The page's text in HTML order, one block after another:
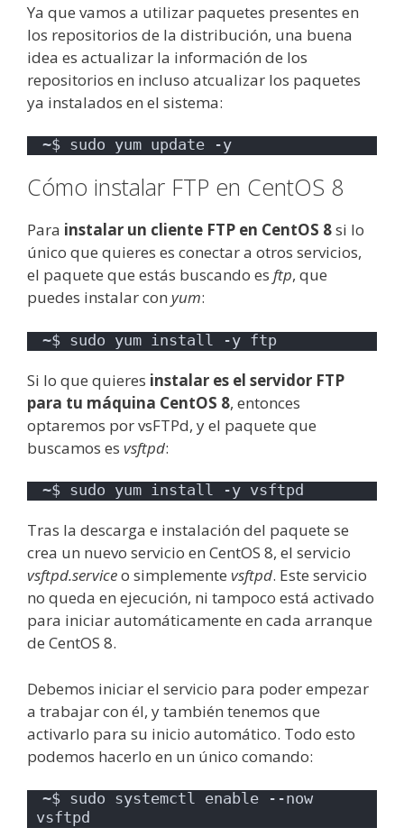
Ya que vamos a utilizar paquetes presentes en
los repositorios de la distribución, una buena
idea es actualizar la información de los
repositorios en incluso atcualizar los paquetes
ya instalados en el sistema:
~$ sudo yum update -y
Cómo instalar FTP en CentOS 8
Para instalar un cliente FTP en CentOS 8si lo
único que quieres es conectar a otros servicios,
el paquete que estás buscando es ftp, que
puedes instalar con yum:
~$ sudo yum install -y ftp
Si lo que quieres instalar es el servidor FTP
para tu máquina CentOS 8, entonces
optaremos por vsFTPd, y el paquete que
buscamos es vsftpd:
~$ sudo yum install -y vsftpd
Tras la descarga e instalación del paquete se
crea un nuevo servicio en CentOS 8, el servicio
vsftpd.serviceo simplemente vsftpd. Este servicio
no queda en ejecución, ni tampoco está activado
para iniciar automáticamente en cada arranque
de CentOS 8.
Debemos iniciar el servicio para poder empezar
a trabajar con él, y también tenemos que
activarlo para su inicio automático. Todo esto
podemos hacerlo en un único comando:
~$ sudo systemctl enable --now
vsftpd